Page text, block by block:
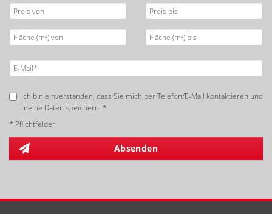
Ich bin einverstanden, dass Sie mich per Telefon/E-Mail kontaktieren und
meine Daten speichern. *
* Pflichtfelder
Absenden